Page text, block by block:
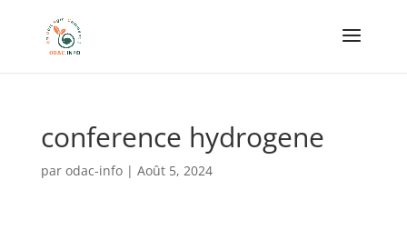
conference hydrogene
par odac-info| Août 5, 2024